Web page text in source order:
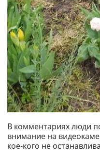
В комментариях люди
внимание на
кое-кого не